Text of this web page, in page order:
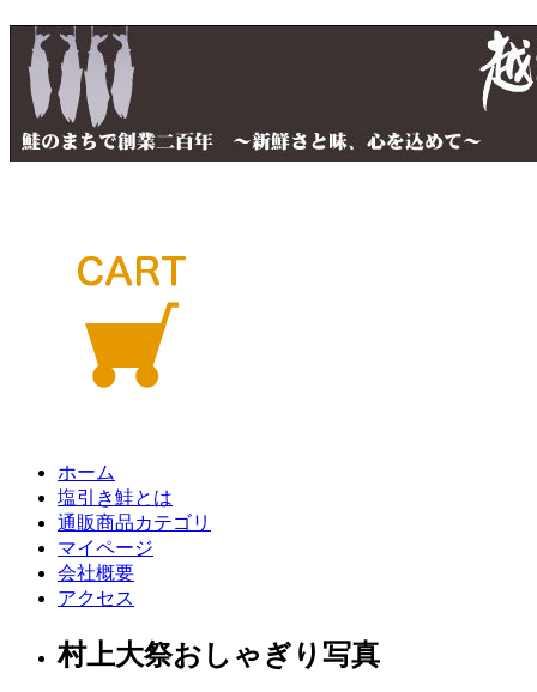
ホーム
塩引き鮭とは
通販商品カテゴリ
マイページ
会社概要
アクセス
村上大祭おしゃぎり写真